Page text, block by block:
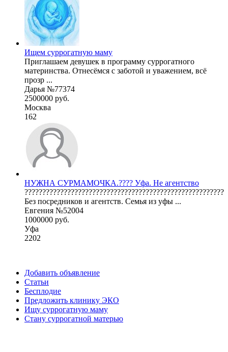
Ищем суррогатную маму
Приглашаем девушек в программу суррогатного
материнства. Отнесёмся с заботой и уважением, всё
прозр ...
Дарья №77374
2500000 руб.
Москва
162
НУЖНА СУРМАМОЧКА.???? Уфа. Не агентство
????????????????????????????????????????????????????????
Без посредников и агентств. Семья из уфы ...
Евгения №52004
1000000 руб.
Уфа
2202
Добавить объявление
Статьи
Бесплодие
Предложить клинику ЭКО
Ищу суррогатную маму
Стану суррогатной матерью